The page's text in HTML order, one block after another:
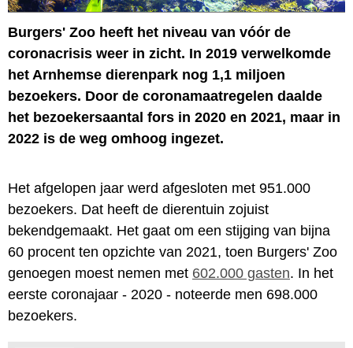
Burgers' Zoo heeft het niveau van vóór de
coronacrisis weer in zicht. In 2019 verwelkomde
het Arnhemse dierenpark nog 1,1 miljoen
bezoekers. Door de coronamaatregelen daalde
het bezoekersaantal fors in 2020 en 2021, maar in
2022 is de weg omhoog ingezet.
Het afgelopen jaar werd afgesloten met 951.000
bezoekers. Dat heeft de dierentuin zojuist
bekendgemaakt. Het gaat om een stijging van bijna
60 procent ten opzichte van 2021, toen Burgers' Zoo
genoegen moest nemen met 602.000 gasten. In het
eerste coronajaar - 2020 - noteerde men 698.000
bezoekers.